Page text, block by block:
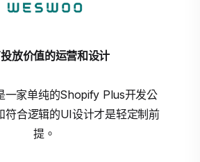
放价值的运营和设计
一家单纯的Shopify Plus开发公
符合逻辑的UI设计才是轻定制前
提。